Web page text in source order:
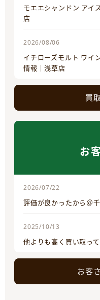
モエエシャンドン アイ
店
2026/08/06
イチローズモルト ワイ
情報｜浅草店
買
お
2026/07/22
評価が良かったから＠
2025/10/13
他よりも高く買い取っ
お客